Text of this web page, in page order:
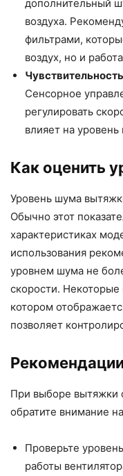
дополнительный
воздуха.
фильтрами,
воздух, но и
Сенсорное
регулировать
влияет на
Как оценить
Уровень шума
Обычно этот
характеристиках
использования
уровнем шума не
скорости.
котором
позволяет
При выборе вытяжки
обратите внимание
Проверьте
работы